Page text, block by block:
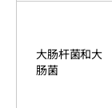
大肠杆菌和大
肠菌